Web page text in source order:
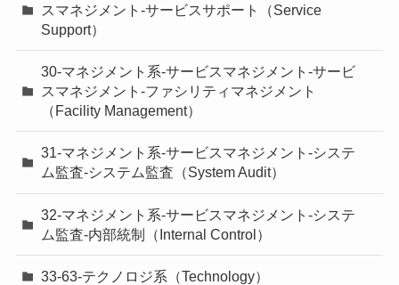
スマネジメント-サービスサポート（Service
Support）
30-マネジメント系-サービスマネジメント-サービ
スマネジメント-ファシリティマネジメント
（Facility Management）
31-マネジメント系-サービスマネジメント-システ
ム監査-システム監査（System Audit）
32-マネジメント系-サービスマネジメント-システ
ム監査-内部統制（Internal Control）
33-63-テクノロジ系（Technology）